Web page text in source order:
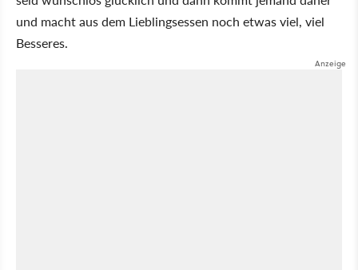
und macht aus dem Lieblingsessen noch etwas viel, viel
Besseres.